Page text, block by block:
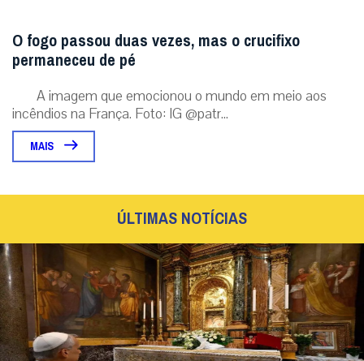
O fogo passou duas vezes, mas o crucifixo
permaneceu de pé
A imagem que emocionou o mundo em meio aos
incêndios na França. Foto: IG @patr...
MAIS
ÚLTIMAS NOTÍCIAS